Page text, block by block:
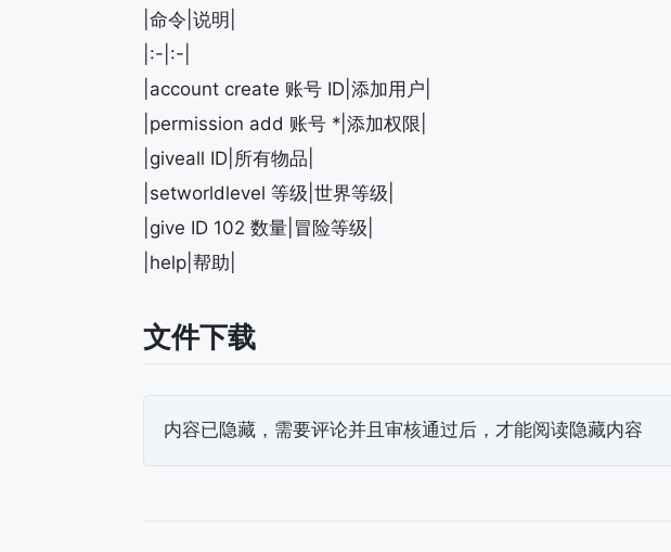
|命令|说明|
|:-|:-|
|account create 账号 ID|添加用户|
|permission add 账号 *|添加权限|
|giveall ID|所有物品|
|setworldlevel 等级|世界等级|
|give ID 102 数量|冒险等级|
|help|帮助|
文件下载
内容已隐藏，需要评论并且审核通过后，才能阅读隐藏内容